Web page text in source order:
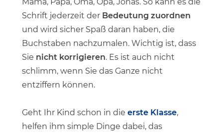
Schrift jederzeit der Bedeutung zuordnen
und wird sicher Spaß daran haben, die
Buchstaben nachzumalen. Wichtig ist, dass
Sie nicht korrigieren. Es ist auch nicht
schlimm, wenn Sie das Ganze nicht
entziffern können.
Geht Ihr Kind schon in die erste Klasse,
helfen ihm simple Dinge dabei, das